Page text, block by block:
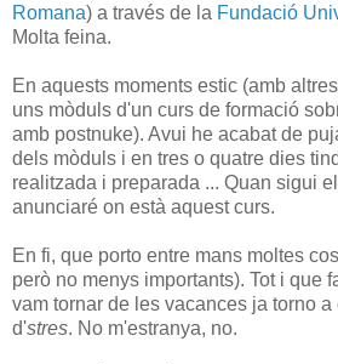
Romana) a través de la Fundació
Molta feina.
En aquests moments estic (amb
uns mòduls d'un curs de formació
amb postnuke). Avui he acabat de
dels mòduls i en tres o quatre dies
realitzada i preparada ... Quan sigui
anunciaré on està aquest curs.
En fi, que porto entre mans moltes
però no menys importants). Tot i que
vam tornar de les vacances ja torno a
d'stres. No m'estranya, no.